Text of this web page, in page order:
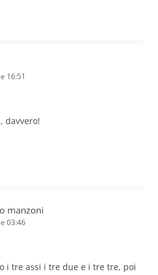
16:51
davvero!
manzoni
03:46
i tre assi i tre due e i tre tre, poi